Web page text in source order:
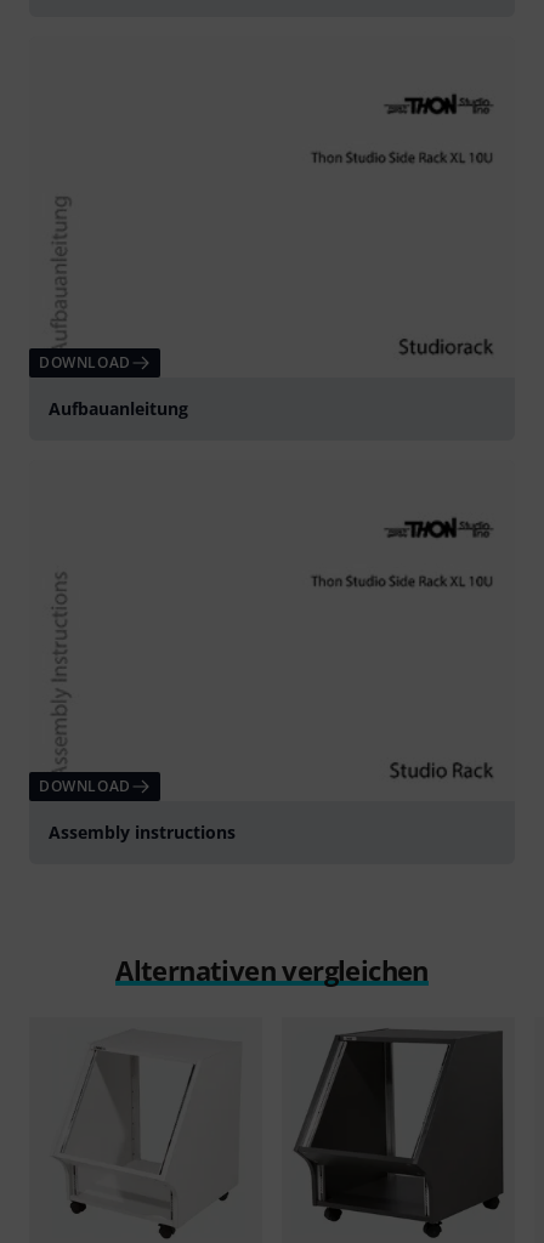
DOWNLOAD
Aufbauanleitung
DOWNLOAD
Assembly instructions
Alternativen vergleichen